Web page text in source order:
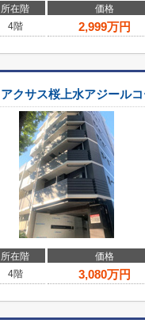
所在階 価格
4階
2,999万円
アクサス桜上水アジールコ
所在階 価格
4階
3,080万円